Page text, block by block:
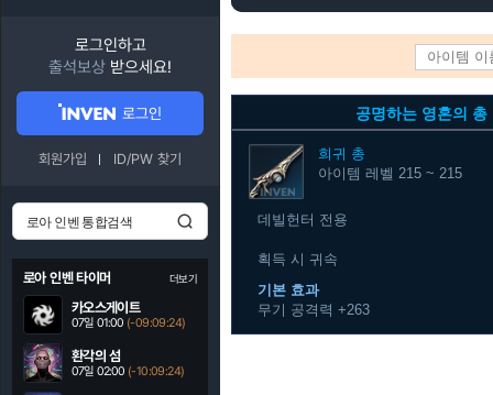
로그인하고
출석보상 받으세요!
로그인
회원가입 ID/PW 찾기
로아 인벤 타이머 더보기
카오스게이트
07일 01:00 (-09:09:23)
환각의 섬
07일 02:00 (-10:09:23)
공명하는 영혼의 총
희귀 총
아이템 레벨 215 ~ 215
데빌헌터 전용
획득 시 귀속
기본 효과
무기 공격력 +263